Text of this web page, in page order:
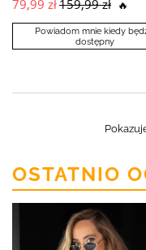
79,99 zł159,99 zł 🔥
Powiadom mnie kiedy
dostępny
OSTATNIO